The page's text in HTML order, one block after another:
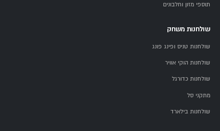
תוספי מזון וחלבונים
שולחנות משחק
שולחנות טניס ופינג פונג
שולחנות הוקי אוויר
שולחנות כדורגל
מתקני סל
שולחנות בילארד